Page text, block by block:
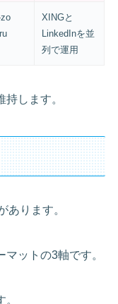
XINGと
LinkedInを並
列で運用
します。
あります。
ットの3軸です。